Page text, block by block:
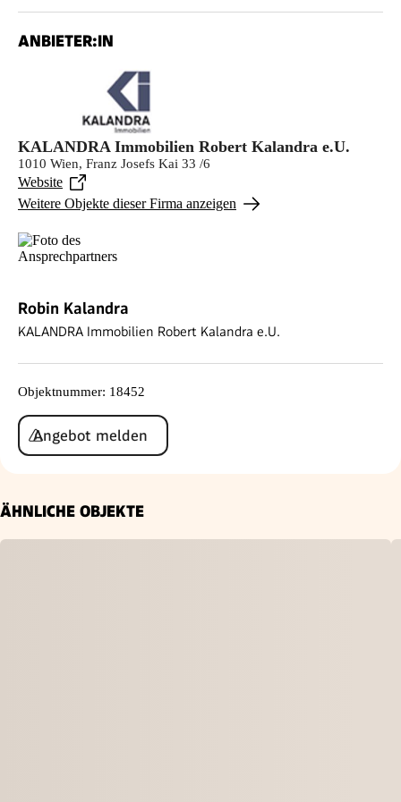
ANBIETER:IN
KALANDRA Immobilien Robert Kalandra e.U.
1010 Wien, Franz Josefs Kai 33 /6
Website
Weitere Objekte dieser Firma anzeigen
Robin Kalandra
KALANDRA Immobilien Robert Kalandra e.U.
Objektnummer: 18452
Angebot melden
ÄHNLICHE OBJEKTE